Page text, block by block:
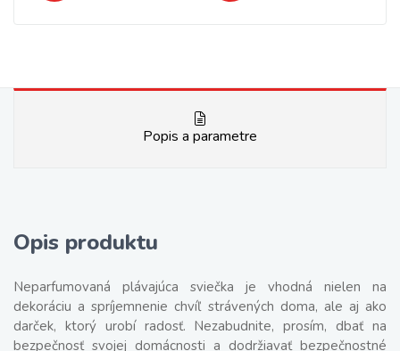
Popis a parametre
Opis produktu
Neparfumovaná plávajúca sviečka je vhodná nielen na
dekoráciu a spríjemnenie chvíľ strávených doma, ale aj ako
darček, ktorý urobí radosť. Nezabudnite, prosím, dbať na
bezpečnosť svojej domácnosti a dodržiavať bezpečnostné